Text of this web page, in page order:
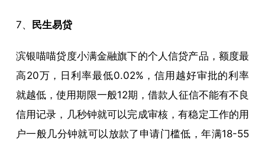
7、 民生易贷
滨银喵喵贷度小满金融旗下的个人信贷产品，额度最
高20万，日利率最低0.02%，信用越好审批的利率
就越低，使用期限一般12期，借款人征信不能有不良
信用记录，几秒钟就可以完成审核，有稳定工作的用
户一般几分钟就可以放款了申请门槛低，年满18-55